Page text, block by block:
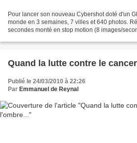
Pour lancer son nouveau Cybershot doté d'un
monde en 3 semaines, 7 villes et 640 photos.
secondes monté en stop motion (8 images/
Quand la lutte contre le
Publié le 24/03/2010 à 22:26
Par Emmanuel de Reynal